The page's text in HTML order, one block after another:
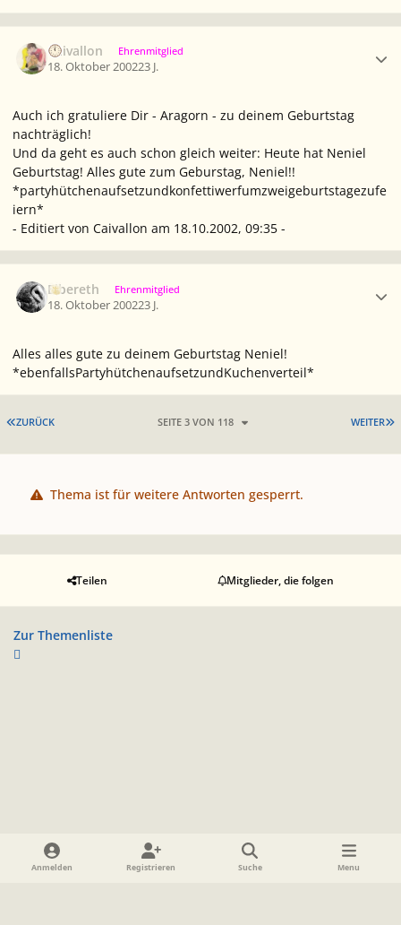
Caivallon Ehrenmitglied
18. Oktober 200223 J.
Auch ich gratuliere Dir - Aragorn - zu deinem Geburtstag
nachträglich!
Und da geht es auch schon gleich weiter: Heute hat Neniel
Geburtstag! Alles gute zum Geburstag, Neniel!!
*partyhütchenaufsetzundkonfettiwerfumzweigeburtstagezufe
iern*
- Editiert von Caivallon am 18.10.2002, 09:35 -
Elbereth Ehrenmitglied
18. Oktober 200223 J.
Alles alles gute zu deinem Geburtstag Neniel!
*ebenfallsPartyhütchenaufsetzundKuchenverteil*
ERSTE SEITE
ZURÜCK WEITER
SEITE 3 VON 118
Thema ist für weitere Antworten gesperrt.
Teilen Mitglieder, die folgen
Zur Themenliste
Heller Modus
Dunkler ModusSystemeinstellung
Anmelden Registrieren Suche Menu